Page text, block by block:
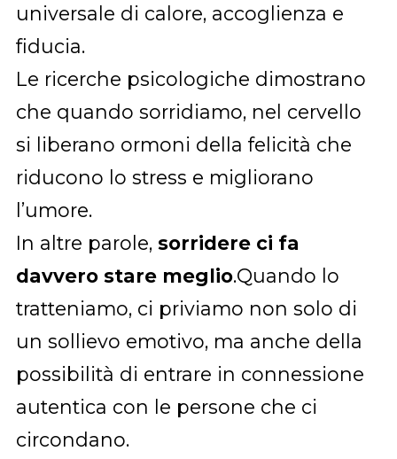
universale di calore, accoglienza e
fiducia.
Le ricerche psicologiche dimostrano
che quando sorridiamo, nel cervello
si liberano ormoni della felicità che
riducono lo stress e migliorano
l’umore.
In altre parole, sorridere ci fa
davvero stare meglio.Quando lo
tratteniamo, ci priviamo non solo di
un sollievo emotivo, ma anche della
possibilità di entrare in connessione
autentica con le persone che ci
circondano.